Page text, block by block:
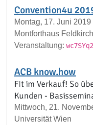
Convention4u
Montag, 17. Juni
Montforthaus Feldkirch
Veranstaltung:
ACB know.how
FIt im Verkauf! So
Kunden -
Mittwoch, 21.
Universität Wien